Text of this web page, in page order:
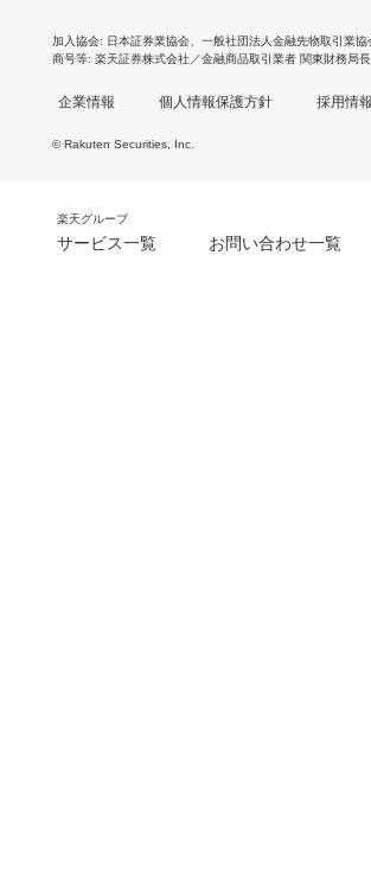
加入協会 日本証券業協会 一般社団法人金融先物取引業協
商号等 楽天証券株式会社／金融商品取引業者 関東財務局
企業情報 個人情報保護方針 採用情報
© Rakuten Securities, Inc.
楽天グループ
サービス一覧 お問い合わせ一覧